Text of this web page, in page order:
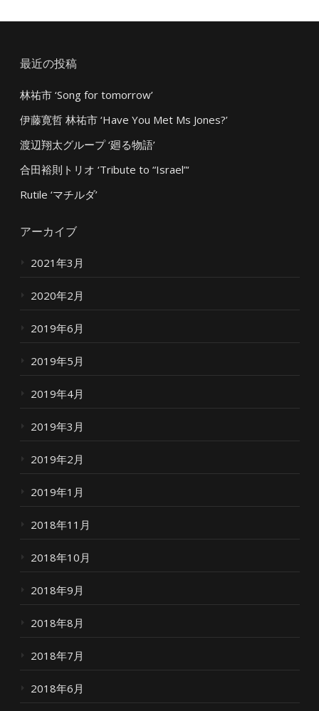
最近の投稿
林祐市 ‘Song for tomorrow’
伊藤寛哲 林祐市 ‘Have You Met Ms Jones?’
渡辺翔太グループ ‘廻る物語’
合田裕則トリオ ‘Tribute to “Israel”‘
Rutile ‘マチルダ’
アーカイブ
2021年3月
2020年2月
2019年6月
2019年5月
2019年4月
2019年3月
2019年2月
2019年1月
2018年11月
2018年10月
2018年9月
2018年8月
2018年7月
2018年6月